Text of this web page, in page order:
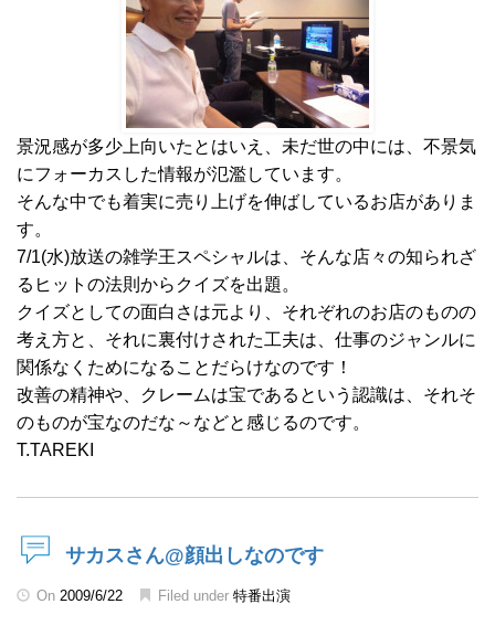
景況感が多少上向いたとはいえ、未だ世の中には、不景気
にフォーカスした情報が氾濫しています。
そんな中でも着実に売り上げを伸ばしているお店がありま
す。
7/1(水)放送の雑学王スペシャルは、そんな店々の知られざ
るヒットの法則からクイズを出題。
クイズとしての面白さは元より、それぞれのお店のものの
考え方と、それに裏付けされた工夫は、仕事のジャンルに
関係なくためになることだらけなのです！
改善の精神や、クレームは宝であるという認識は、それそ
のものが宝なのだな～などと感じるのです。
T.TAREKI
サカスさん@顔出しなのです
On 2009/6/22 Filed under 特番出演